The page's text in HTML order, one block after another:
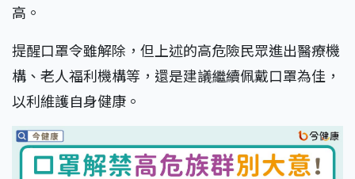
高。
提醒口罩令雖解除，但上述的高危險民眾進出醫療機
構、老人福利機構等，還是建議繼續佩戴口罩為佳，
以利維護自身健康。